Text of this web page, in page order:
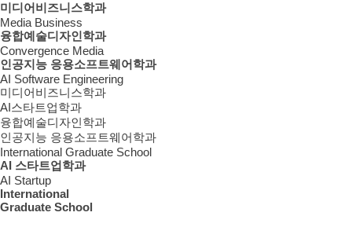
미디어비즈니스학과
Media Business
융합예술디자인학과
Convergence Media
인공지능 응용소프트웨어학과
AI Software Engineering
미디어비즈니스학과
AI스타트업학과
융합예술디자인학과
인공지능 응용소프트웨어학과
International Graduate School
AI 스타트업학과
AI Startup
International
Graduate School